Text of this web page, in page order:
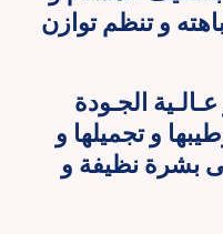
و تنظم توازن
الجـودة
و تجميلها و
بشرة نظيفة و